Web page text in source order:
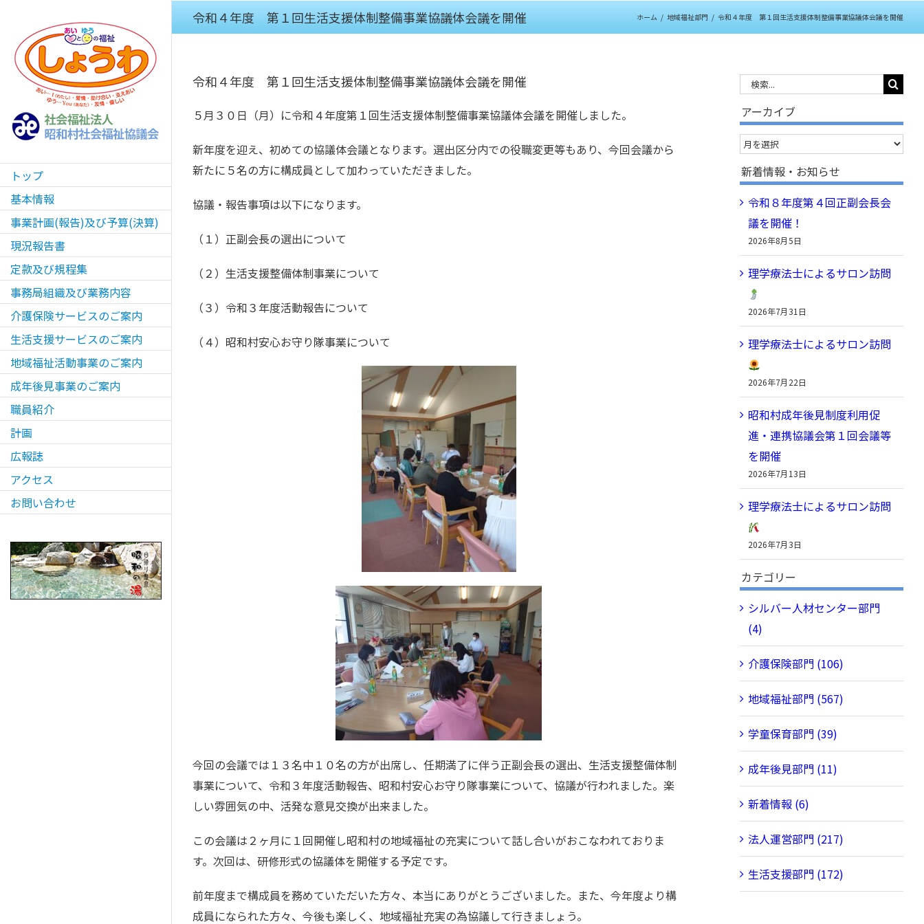
content
トップ
基本情報
事業計画(報告)及び予算(決算)
現況報告書
定款及び規程集
事務局組織及び業務内容
介護保険サービスのご案内
生活支援サービスのご案内
地域福祉活動事業のご案内
成年後見事業のご案内
職員紹介
計画
広報誌
アクセス
お問い合わせ
令和４年度 第１回生活支援体制整備事業協議体会議を開催 ホーム / 地域福祉部門 / 令和４年度 第１回生活支援体制整備事業協議体会議を開催
令和４年度 第１回生活支援体制整備事業協議体会議を開催
５月３０日（月）に令和４年度第１回生活支援体制整備事業協議体会議を開催しました。
新年度を迎え、初めての協議体会議となります。選出区分内での役職変更等もあり、今回会議から
新たに５名の方に構成員として加わっていただきました。
協議・報告事項は以下になります。
（１）正副会長の選出について
（２）生活支援整備体制事業について
（３）令和３年度活動報告について
（４）昭和村安心お守り隊事業について
今回の会議では１３名中１０名の方が出席し、任期満了に伴う正副会長の選出、生活支援整備体制
事業について、令和３年度活動報告、昭和村安心お守り隊事業について、協議が行われました。楽
しい雰囲気の中、活発な意見交換が出来ました。
この会議は２ヶ月に１回開催し昭和村の地域福祉の充実について話し合いがおこなわれておりま
す。次回は、研修形式の協議体を開催する予定です。
前年度まで構成員を務めていただいた方々、本当にありがとうございました。また、今年度より構
成員になられた方々、今後も楽しく、地域福祉充実の為協議して行きましょう。
…
アーカイブ
ア
ー
カ
イ
ブ
新着情報・お知らせ
令和８年度第４回正副会長会
議を開催！
2026年8月5日
理学療法士によるサロン訪問
2026年7月31日
理学療法士によるサロン訪問
2026年7月22日
昭和村成年後見制度利用促
進・連携協議会第１回会議等
を開催
2026年7月13日
理学療法士によるサロン訪問
2026年7月3日
カテゴリー
シルバー人材センター部門
(4)
介護保険部門 (106)
地域福祉部門 (567)
学童保育部門 (39)
成年後見部門 (11)
新着情報 (6)
法人運営部門 (217)
生活支援部門 (172)